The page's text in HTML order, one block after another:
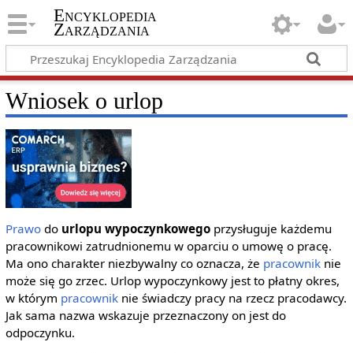
Encyklopedia
Zarządzania
Wniosek o urlop
Prawodo urlopu wypoczynkowegoprzysługuje każdemu
pracownikowi zatrudnionemu w oparciu o umowę o pracę.
Ma ono charakter niezbywalny co oznacza, że pracowniknie
może się go zrzec. Urlop wypoczynkowy jest to płatny okres,
w którym pracowniknie świadczy pracy na rzecz pracodawcy.
Jak sama nazwa wskazuje przeznaczony on jest do
odpoczynku.